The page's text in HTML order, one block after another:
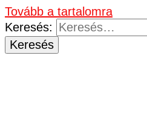
Tovább a tartalomra
Keresés: